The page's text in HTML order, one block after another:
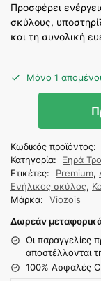
Προσφέρει
σκύλους,
και τη συνολική
Μόνο 1
Κωδικός προϊόντος:
Κατηγορία:
Ξηρά
Ετικέτες:
Premium,
Ενήλικος σκύλος,
Μάρκα:
Viozois
Δωρεάν
Οι παραγγελίες
αποστέλλονται
100% Ασφαλές